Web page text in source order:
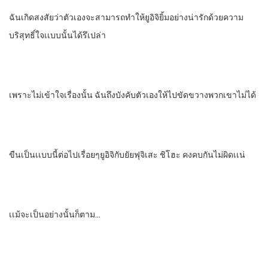
ฉันเกิดสงสัยว่าตัวเองจะสามารถทําให้ยูอิจิยิ้มอย่างน่ารักด้วยความ
บริสุทธิ์ใจ​เเบบนั้นได้รึเปล่า
เพราะไม่​เข้าใจเรื่องนั้น​ ฉันถึงบังคับตัวเองให้ไปขัดขวางพวกเขาไม่ได้
ขืนเป็นเเบบนี้ต่อไปเรื่อยๆ​ยูอิจิ​กับ​ยัยฟุจิเสะ​ ชิโฮะ​ คงคบกัน​ไม่ผิดเเน่
เเม้จะเป็นอย่างนั้นก็ตาม…